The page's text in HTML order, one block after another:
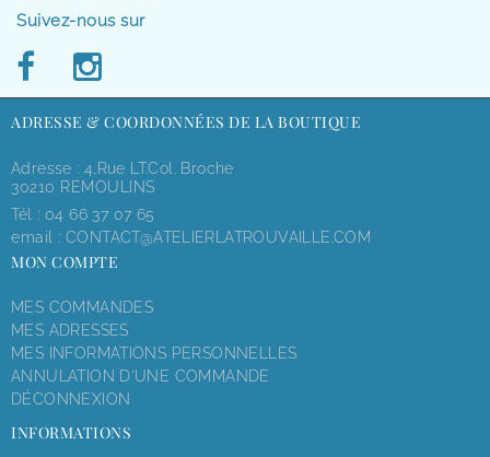
Suivez-nous sur
ADRESSE & COORDONNÉES DE LA BOUTIQUE
Adresse : 4,rue LT.Col. Broche
30210 REMOULINS
Tél : 04 66 37 07 65
email : CONTACT@ATELIERLATROUVAILLE.COM
MON COMPTE
MES COMMANDES
MES ADRESSES
MES INFORMATIONS PERSONNELLES
ANNULATION D'UNE COMMANDE
DÉCONNEXION
INFORMATIONS